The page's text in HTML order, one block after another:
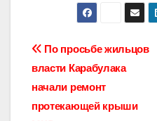
Навигация
по
записям
По просьбе жильцов
власти Карабулака
начали ремонт
протекающей крыши